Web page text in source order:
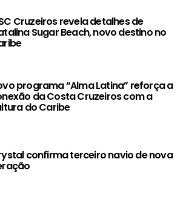
Cruzeiros revela detalhes de
Sugar Beach, novo destino no
programa “Alma Latina” reforça a
da Costa Cruzeiros com a
do Caribe
confirma terceiro navio de nova